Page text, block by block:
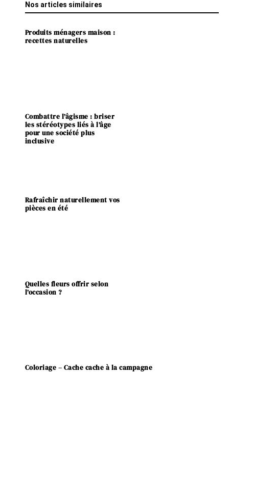
Nos articles similaires
Produits ménagers maison :
recettes naturelles
Combattre l’âgisme : briser
les stéréotypes liés à l’âge
pour une société plus
inclusive
Rafraîchir naturellement vos
pièces en été
Quelles fleurs offrir selon
l’occasion ?
Coloriage – Cache cache à la campagne